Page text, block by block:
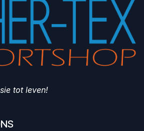
tot leven!